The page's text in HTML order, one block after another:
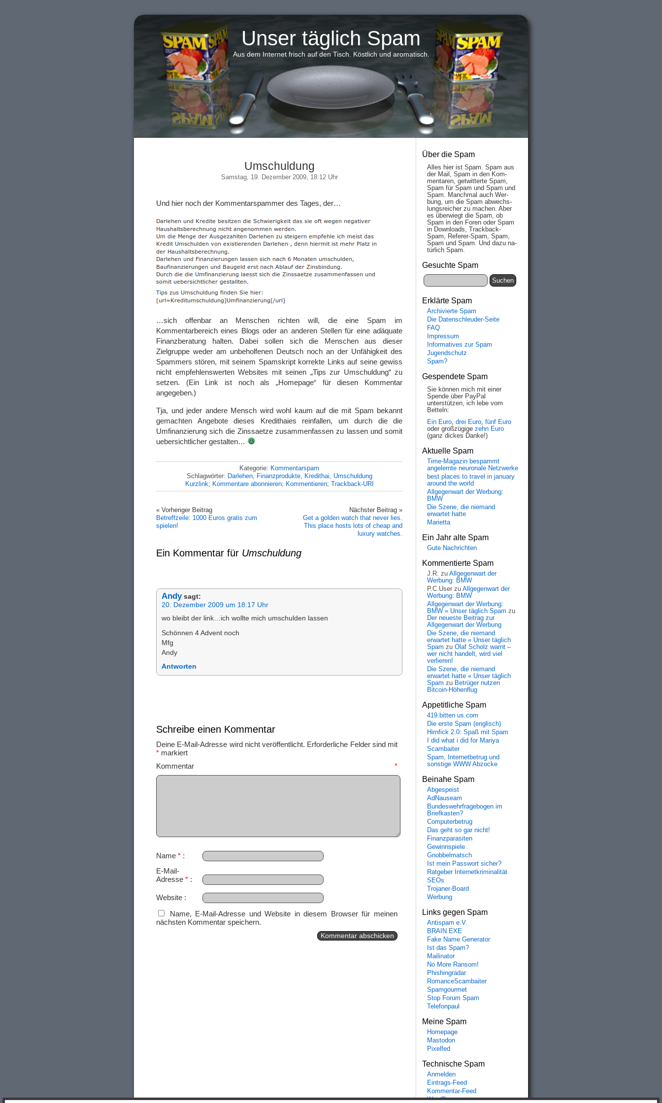
Unser täglich Spam
Aus dem Internet frisch auf den Tisch. Köstlich und aromatisch.
Umschuldung
Samstag, 19. Dezember 2009, 18:12 Uhr
Und hier noch der Kommentarspammer des Tages, der…
…sich offenbar an Menschen richten will, die eine Spam im
Kommentarbereich eines Blogs oder an anderen Stellen für eine adäquate
Finanzberatung halten. Dabei sollen sich die Menschen aus dieser
Zielgruppe weder am unbeholfenen Deutsch noch an der Unfähigkeit des
Spammers stören, mit seinem Spamskript korrekte Links auf seine gewiss
nicht empfehlenswerten Websites mit seinen „Tips zur Umschuldung“ zu
setzen. (Ein Link ist noch als „Homepage“ für diesen Kommentar
angegeben.)
Tja, und jeder andere Mensch wird wohl kaum auf die mit Spam bekannt
gemachten Angebote dieses Kredithaies reinfallen, um durch die die
Umfinanzierung sich die Zinssaetze zusammenfassen zu lassen und somit
uebersichtlicher gestalten…
Kategorie: Kommentarspam
Schlagwörter: Darlehen, Finanzprodukte, Kredithai
Umschuldung
Kurzlink; Kommentare abonnieren; Kommentieren; Trackback-URI
« Vorheriger Beitrag
Betreffzeile: 1000 Euros gratis zum
spielen!
Nächster Beitrag »
Get a golden watch that never lies.
This place hosts lots of cheap and
luxury watches.
Ein Kommentar für Umschuldung
Andy sagt:
20. Dezember 2009 um 18:17 Uhr
wo bleibt der link…ich wollte mich umschulden lassen
Schönnen 4 Advent noch
Mfg
Andy
Antworten
Schreibe einen Kommentar
Deine E-Mail-Adresse wird nicht veröffentlicht. Erforderliche Felder sind mit
* markiert
Kommentar *
Name *
E-Mail-
Adresse *
Website
Name, E-Mail-Adresse und Website in diesem Browser für meinen
nächsten Kommentar speichern.
Über die Spam
Alles hier ist Spam. Spam aus
der Mail, Spam in den Kom­
men­taren, ge­twit­ter­te Spam,
Spam für Spam und Spam und
Spam. Manch­mal auch Wer­
bung, um die Spam ab­wechs­
lungs­reich­er zu mach­en. Aber
es über­wiegt die Spam, ob
Spam in den Fo­ren oder Spam
in Down­loads, Track­back-
Spam, Re­fe­rer-Spam, Spam,
Spam und Spam. Und da­zu na­
tür­lich Spam.
Gesuchte Spam
Erklärte Spam
Archivierte Spam
Die Datenschleuder-Seite
FAQ
Impressum
Informatives zur Spam
Jugendschutz
Spam?
Gespendete Spam
Sie können mich mit einer
Spende über PayPal
unterstützen, ich lebe vom
Betteln:
Ein Euro, drei Euro, fünf Euro
oder großzügige zehn Euro
(ganz dickes Danke!)
Aktuelle Spam
Time-Magazin bespammt
angelernte neuronale Netzwerke
best places to travel in january
around the world
Allgegenwart der Werbung:
BMW
Die Szene, die niemand
erwartet hatte
Marietta
Ein Jahr alte Spam
Gute Nachrichten
Kommentierte Spam
J.R. zu Allgegenwart der
Werbung: BMW
P.C.User zu Allgegenwart der
Werbung: BMW
Allgegenwart der Werbung:
BMW « Unser täglich Spam zu
Der neueste Beitrag zur
Allgegenwart der Werbung
Die Szene, die niemand
erwartet hatte « Unser täglich
Spam zu Olaf Scholz warnt –
wer nicht handelt, wird viel
verlieren!
Die Szene, die niemand
erwartet hatte « Unser täglich
Spam zu Betrüger nutzen
Bitcoin-Höhenflug
Appetitliche Spam
419.bitten us.com
Die erste Spam (englisch)
Hirnfick 2.0: Spaß mit Spam
I did what i did for Mariya
Scambaiter
Spam, Internetbetrug und
sonstige WWW Abzocke
Beinahe Spam
Abgespeist
AdNauseam
Bundeswehrfragebogen im
Briefkasten?
Computerbetrug
Das geht so gar nicht!
Finanzparasiten
Gewinnspiele
Gnobbelmatsch
Ist mein Passwort sicher?
Ratgeber Internetkriminalität
SEOs
Trojaner-Board
Werbung
Links gegen Spam
Antispam e.V.
BRAIN.EXE
Fake Name Generator
Ist das Spam?
Mailinator
No More Ransom!
Phishingradar
RomanceScambaiter
Spamgourmet
Stop Forum Spam
Telefonpaul
Meine Spam
Homepage
Mastodon
Pixelfed
Technische Spam
Anmelden
Eintrags-Feed
Kommentar-Feed
WordPress.org